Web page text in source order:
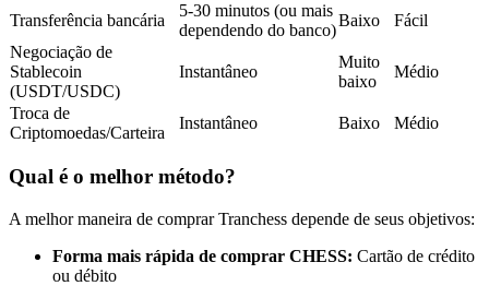
Copiar Trading
Junte-se aos principais traders
Transferência bancária
5-30 minutos (ou mais
dependendo do banco)
Baixo
Fácil
Negociação de
Stablecoin
(USDT/USDC)
Instantâneo
Muito
baixo
Médio
Troca de
Criptomoedas/Carteira
Instantâneo Baixo Médio
Qual é o melhor método?
A melhor maneira de comprar Tranchess depende de seus objetivos:
Forma mais rápida de comprar CHESS: Cartão de crédito
ou débito